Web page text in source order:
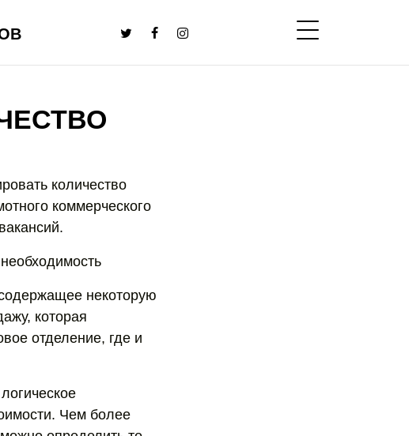
количество
коммерческого
некоторую
которая
отделение, где и
Чем более